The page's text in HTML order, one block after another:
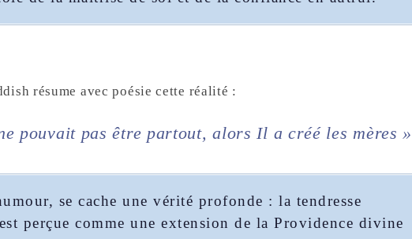
résume avec poésie cette réalité :
pouvait pas être partout, alors Il a créé les mères »
se cache une vérité profonde : la tendresse
perçue comme une extension de la Providence divine